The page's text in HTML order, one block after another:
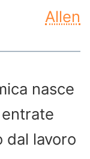
Allen
nasce
dal lavoro